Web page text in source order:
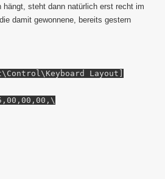
steht dann natürlich erst recht im
damit gewonnene, bereits gestern
Layout]